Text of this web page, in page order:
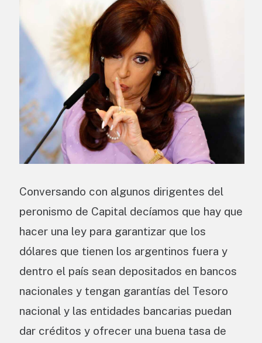
Conversando con algunos dirigentes del
peronismo de Capital decíamos que hay que
hacer una ley para garantizar que los
dólares que tienen los argentinos fuera y
dentro el país sean depositados en bancos
nacionales y tengan garantías del Tesoro
nacional y las entidades bancarias puedan
dar créditos y ofrecer una buena tasa de